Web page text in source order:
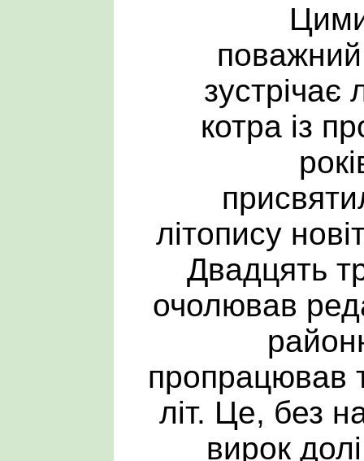
котра із
літопису
Двадцять
очолював
пропрацював
літ. Це, без
вирок